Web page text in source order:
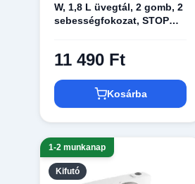
W, 1,8 L üvegtál, 2 gomb, 2
sebességfokozat, STOP
11 490 Ft
Kosárba
Kifutó
1-2 munkanap